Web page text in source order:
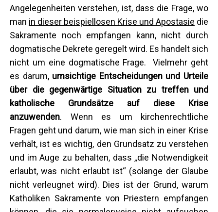
Angelegenheiten verstehen, ist, dass die Frage, wo
man in dieser beispiellosen Krise und Apostasie die
Sakramente noch empfangen kann, nicht durch
dogmatische Dekrete geregelt wird. Es handelt sich
nicht um eine dogmatische Frage. Vielmehr geht
es darum,umsichtige Entscheidungen und Urteile
über die gegenwärtige Situation zu treffen und
katholische Grundsätze auf diese Krise
anzuwenden. Wenn es um kirchenrechtliche
Fragen geht und darum, wie man sich in einer Krise
verhält, ist es wichtig, den Grundsatz zu verstehen
und im Auge zu behalten, dass „die Notwendigkeit
erlaubt, was nicht erlaubt ist“ (solange der Glaube
nicht verleugnet wird). Dies ist der Grund, warum
Katholiken Sakramente von Priestern empfangen